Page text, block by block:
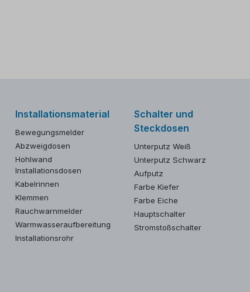
Installationsmaterial
Bewegungsmelder
Abzweigdosen
Hohlwand
Installationsdosen
Kabelrinnen
Klemmen
Rauchwarnmelder
Warmwasseraufbereitung
Installationsrohr
Schalter und
Steckdosen
Unterputz Weiß
Unterputz Schwarz
Aufputz
Farbe Kiefer
Farbe Eiche
Hauptschalter
Stromstoßschalter